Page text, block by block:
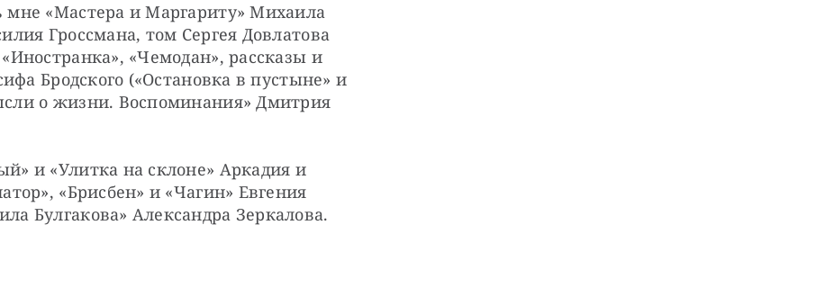
мне «Мастера и Маргариту» Михаила
Гроссмана, том Сергея Довлатова
«Чемодан», рассказы и
Бродского («Остановка в пустыне» и
о жизни. Воспоминания» Дмитрия
и «Улитка на склоне» Аркадия и
«Брисбен» и «Чагин» Евгения
Булгакова» Александра Зеркалова.